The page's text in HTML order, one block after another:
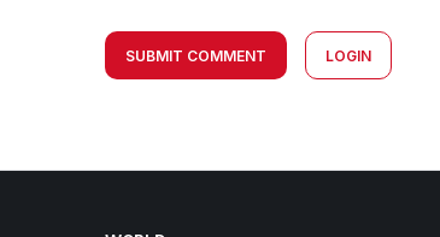
SUBMIT COMMENT LOGIN